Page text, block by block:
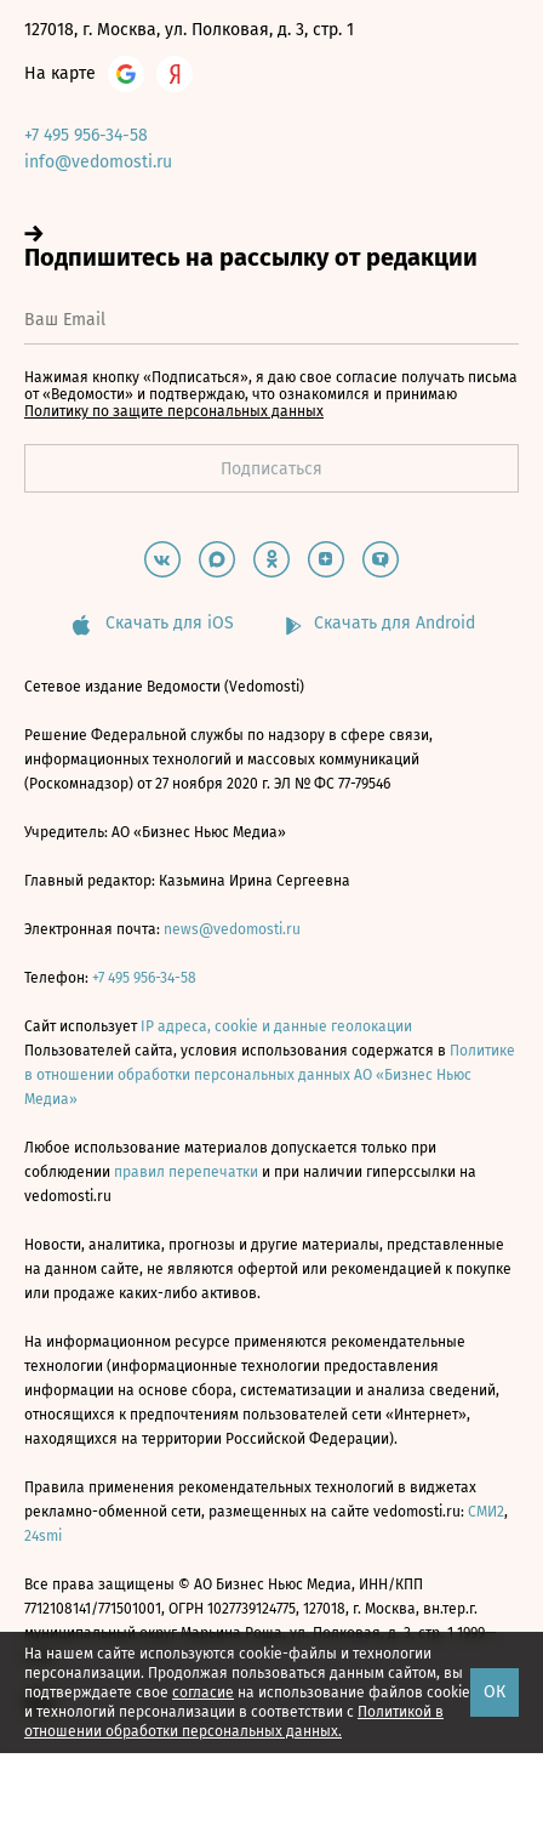
На нашем сайте используются cookie-файлы и технологии
персонализации. Продолжая пользоваться данным сайтом, вы
подтверждаете свое согласие на использование файлов cookie
и технологий персонализации в соответствии с Политикой в
отношении обработки персональных данных.
ОК
127018, г. Москва, ул. Полковая, д. 3, стр. 1
На карте
+7 495 956-34-58
info@vedomosti.ru
Нажимая кнопку «Подписаться», я даю свое согласие получать письма
от «Ведомости» и подтверждаю, что ознакомился и принимаю
Политику по защите персональных данных
Скачать для iOS Скачать для Android
Сетевое издание Ведомости (Vedomosti)
Решение Федеральной службы по надзору в сфере связи,
информационных технологий и массовых коммуникаций
(Роскомнадзор) от 27 ноября 2020 г. ЭЛ № ФС 77-79546
Учредитель: АО «Бизнес Ньюс Медиа»
Главный редактор: Казьмина Ирина Сергеевна
Электронная почта: news@vedomosti.ru
Телефон: +7 495 956-34-58
Сайт использует IP адреса, cookie и данные геолокации
Пользователей сайта, условия использования содержатся в Политике
в отношении обработки персональных данных АО «Бизнес Ньюс
Медиа»
Любое использование материалов допускается только при
соблюдении правил перепечатки и при наличии гиперссылки на
vedomosti.ru
Новости, аналитика, прогнозы и другие материалы, представленные
на данном сайте, не являются офертой или рекомендацией к покупке
или продаже каких-либо активов.
На информационном ресурсе применяются рекомендательные
технологии (информационные технологии предоставления
информации на основе сбора, систематизации и анализа сведений,
относящихся к предпочтениям пользователей сети «Интернет»,
находящихся на территории Российской Федерации).
Правила применения рекомендательных технологий в виджетах
рекламно-обменной сети, размещенных на сайте vedomosti.ru: СМИ2,
24smi
Все права защищены © АО Бизнес Ньюс Медиа, ИНН/КПП
7712108141/771501001, ОГРН 1027739124775, 127018, г. Москва, вн.тер.г.
муниципальный округ Марьина Роща, ул. Полковая, д. 3, стр. 1 1999—
2026